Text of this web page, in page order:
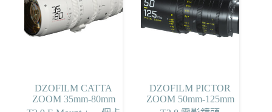
DZOFILM CATTA
ZOOM 35mm-80mm
DZOFILM PICTOR
ZOOM 50mm-125mm